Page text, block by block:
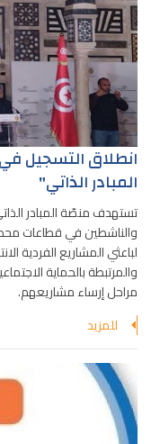
انطلاق التسجيل
المبادر الذاتي"
تستهدف منصّة المبادر
والناشطين في قطاعات
لباعثي المشاريع الفردية
والمرتبطة بالحماية
مراحل إرساء مشاريعهم.
للمزيد